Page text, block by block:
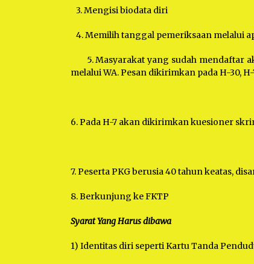
3. Mengisi biodata diri
4. Memilih tanggal pemeriksaan melalui
5. Masyarakat yang sudah mendaftar
melalui WA. Pesan dikirimkan pada H-30,
6. Pada H-7 akan dikirimkan kuesioner
7. Peserta PKG berusia 40 tahun keatas,
8. Berkunjung ke FKTP
Syarat Yang Harus dibawa
1) Identitas diri seperti Kartu Tanda